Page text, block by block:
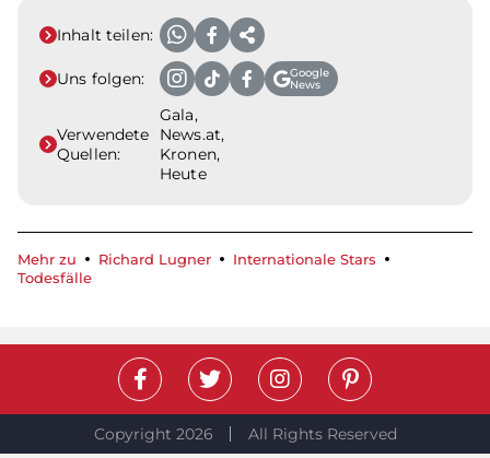
Inhalt teilen:
Uns folgen:
Google
News
Verwendete
Quellen:
Gala,
News.at,
Kronen,
Heute
Mehr zu Richard Lugner
Internationale Stars
Todesfälle
Copyright 2026 All Rights Reserved